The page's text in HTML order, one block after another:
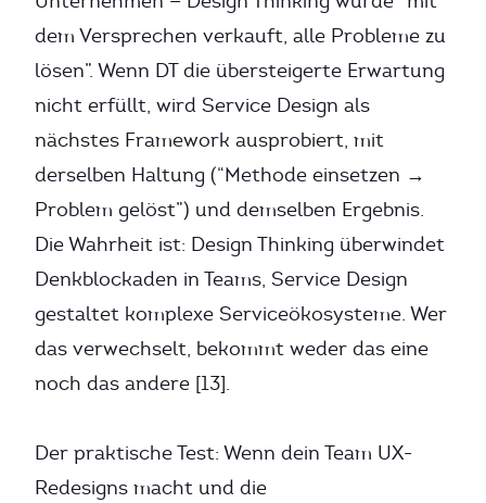
dem Versprechen verkauft, alle Probleme zu
lösen”. Wenn DT die übersteigerte Erwartung
nicht erfüllt, wird Service Design als
nächstes Framework ausprobiert, mit
derselben Haltung (“Methode einsetzen →
Problem gelöst”) und demselben Ergebnis.
Die Wahrheit ist: Design Thinking überwindet
Denkblockaden in Teams, Service Design
gestaltet komplexe Serviceökosysteme. Wer
das verwechselt, bekommt weder das eine
noch das andere [13].
Der praktische Test: Wenn dein Team UX-
Redesigns macht und die